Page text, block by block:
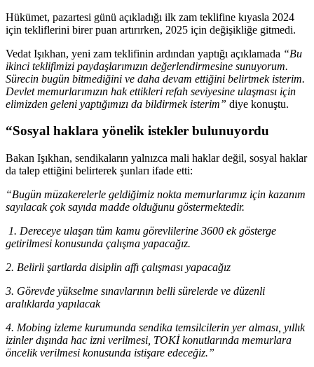
Hükümet, pazartesi günü açıkladığı ilk zam teklifine kıyasla 2024
için tekliflerini birer puan artırırken, 2025 için değişikliğe gitmedi.
Vedat Işıkhan, yeni zam teklifinin ardından yaptığı açıklamada “Bu
ikinci teklifimizi paydaşlarımızın değerlendirmesine sunuyorum.
Sürecin bugün bitmediğini ve daha devam ettiğini belirtmek isterim.
Devlet memurlarımızın hak ettikleri refah seviyesine ulaşması için
elimizden geleni yaptığımızı da bildirmek isterim” diye konuştu.
“Sosyal haklara yönelik istekler bulunuyordu
Bakan Işıkhan, sendikaların yalnızca mali haklar değil, sosyal haklar
da talep ettiğini belirterek şunları ifade etti:
“Bugün müzakerelerle geldiğimiz nokta memurlarımız için kazanım
sayılacak çok sayıda madde olduğunu göstermektedir.
1. Dereceye ulaşan tüm kamu görevlilerine 3600 ek gösterge
getirilmesi konusunda çalışma yapacağız.
2. Belirli şartlarda disiplin affı çalışması yapacağız
3. Görevde yükselme sınavlarının belli sürelerde ve düzenli
aralıklarda yapılacak
4. Mobing izleme kurumunda sendika temsilcilerin yer alması, yıllık
izinler dışında hac izni verilmesi, TOKİ konutlarında memurlara
öncelik verilmesi konusunda istişare edeceğiz.”